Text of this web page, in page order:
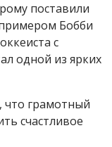
поставили
Бобби
с
одной из ярких
что грамотный
счастливое